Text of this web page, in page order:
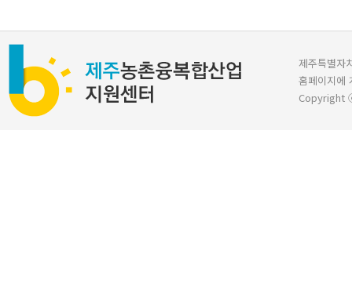
제주특별자
홈페이지에
Copyright